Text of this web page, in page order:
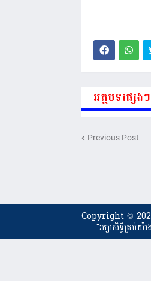
អត្ថបទផ្សេងៗ
Previous Post
Copyright ©
"រក្សាសិទ្ធិគ្រប់